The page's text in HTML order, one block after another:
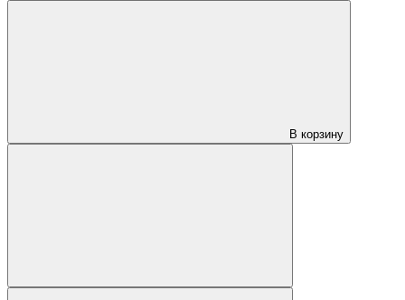
В корзину